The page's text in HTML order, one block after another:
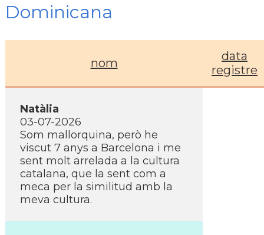
Dominicana
nom
data
registre
Natàlia
03-07-2026
Som mallorquina, però he
viscut 7 anys a Barcelona i me
sent molt arrelada a la cultura
catalana, que la sent com a
meca per la similitud amb la
meva cultura.